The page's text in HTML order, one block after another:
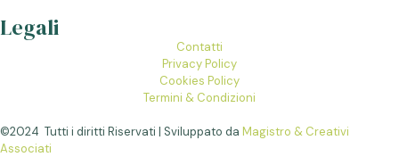
Legali
Contatti
Privacy Policy
Cookies Policy
Termini & Condizioni
©2024 Tutti i diritti Riservati | Sviluppato da Magistro & Creativi
Associati